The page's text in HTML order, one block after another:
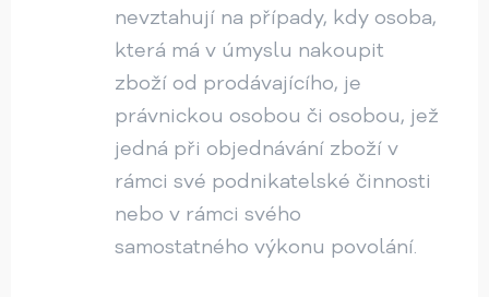
nevztahují na případy, kdy osoba,
která má v úmyslu nakoupit
zboží od prodávajícího, je
právnickou osobou či osobou, jež
jedná při objednávání zboží v
rámci své podnikatelské činnosti
nebo v rámci svého
samostatného výkonu povolání.